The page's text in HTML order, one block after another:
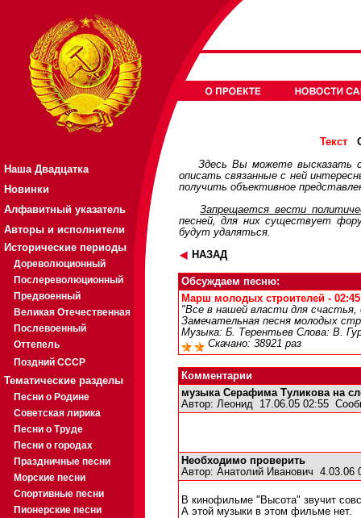
Наша Двадцатка
Новинки
Алфавитный указатель
Авторы и исполнители
Исторические периоды
Дореволюционный
Послереволюционный
Предвоенный
Великая Отечественная
Послевоенный
Оттепель
Поздний СССР
Тематические разделы
Песни о Родине
Советская лирика
Песни о Труде
Песни о городах
Праздничные песни
Морские песни
Спортивные песни
Пионерские песни
Текст
Здесь Вы можете высказать
описать связанные с ней
получить объективное
Запрещается вести
песней, для них существует
будут удаляться.
НАЗАД
Обсуждаем песню:
Марш молодых строителей - 02:45
"Все в нашей власти для счастья,
Замечательная песня молодых
Музыка: Б. Терентьев Слова: В.
Скачано: 38921 раз
Комментарии
музыка Серафима Туликова на
Автор: Леонид 17.06.05 02:55
Необходимо проверить
Автор: Анатолий Иванович 4.03.06
В кинофильме "Высота" звучит
А этой музыки в этом фильме нет.